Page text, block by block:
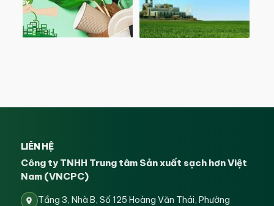
LIÊN HỆ
Công ty TNHH Trung tâm Sản xuất sạch hơn Việt
Nam (VNCPC)
Tầng 3, Nhà B, Số 125 Hoàng Văn Thái, Phường